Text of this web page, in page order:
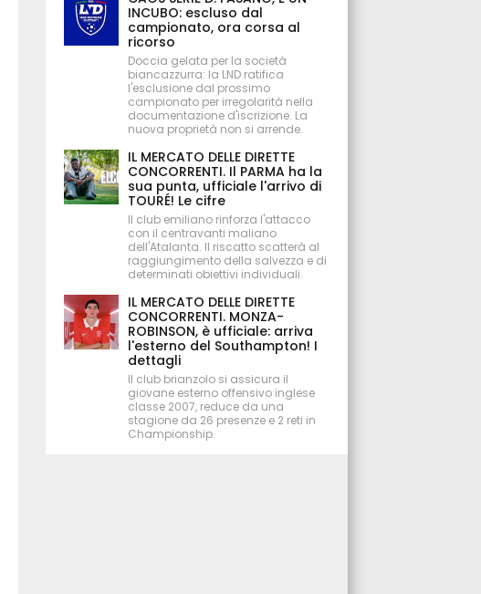
INCUBO: escluso dal
campionato, ora corsa al
ricorso
Doccia gelata per la società
biancazzurra: la LND ratifica
l'esclusione dal prossimo
campionato per irregolarità nella
documentazione d'iscrizione. La
nuova proprietà non si arrende.
IL MERCATO DELLE DIRETTE
CONCORRENTI. Il PARMA ha la
sua punta, ufficiale l'arrivo di
TOURÉ! Le cifre
Il club emiliano rinforza l'attacco
con il centravanti maliano
dell'Atalanta. Il riscatto scatterà al
raggiungimento della salvezza e di
determinati obiettivi individuali.
IL MERCATO DELLE DIRETTE
CONCORRENTI. MONZA-
ROBINSON, è ufficiale: arriva
l'esterno del Southampton! I
dettagli
Il club brianzolo si assicura il
giovane esterno offensivo inglese
classe 2007, reduce da una
stagione da 26 presenze e 2 reti in
Championship.